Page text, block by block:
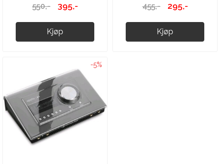
550,- 395,-
Kjøp
455,- 295,-
Kjøp
-5%